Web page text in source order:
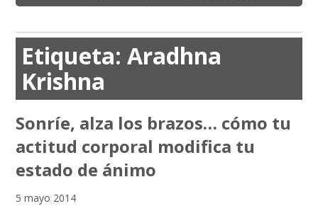
Etiqueta:Aradhna
Krishna
Sonríe, alza los brazos… cómo tu
actitud corporal modifica tu
estado de ánimo
5 mayo 2014